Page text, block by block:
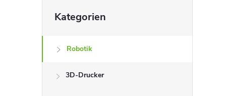
e
i
überspringen
Kategorien
Robotik
3D-Drucker